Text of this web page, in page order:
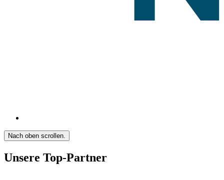
Nach oben scrollen.
Unsere Top-Partner